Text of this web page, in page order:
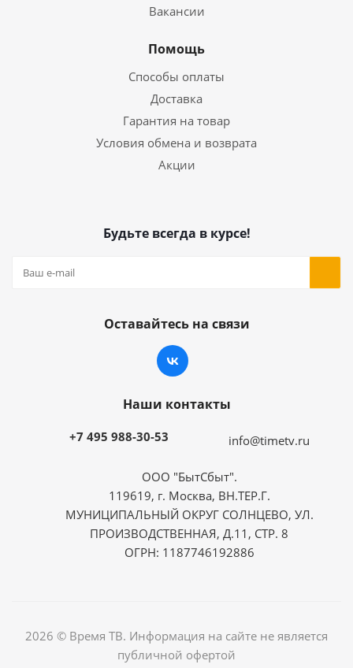
Вакансии
Помощь
Способы оплаты
Доставка
Гарантия на товар
Условия обмена и возврата
Акции
Будьте всегда в курсе!
Оставайтесь на связи
Наши контакты
+7 495 988-30-53 info@timetv.ru
ООО "БытСбыт".
119619, г. Москва, ВН.ТЕР.Г.
МУНИЦИПАЛЬНЫЙ ОКРУГ СОЛНЦЕВО, УЛ.
ПРОИЗВОДСТВЕННАЯ, Д.11, СТР. 8
ОГРН: 1187746192886
2026 © Время ТВ. Информация на сайте не является
публичной офертой